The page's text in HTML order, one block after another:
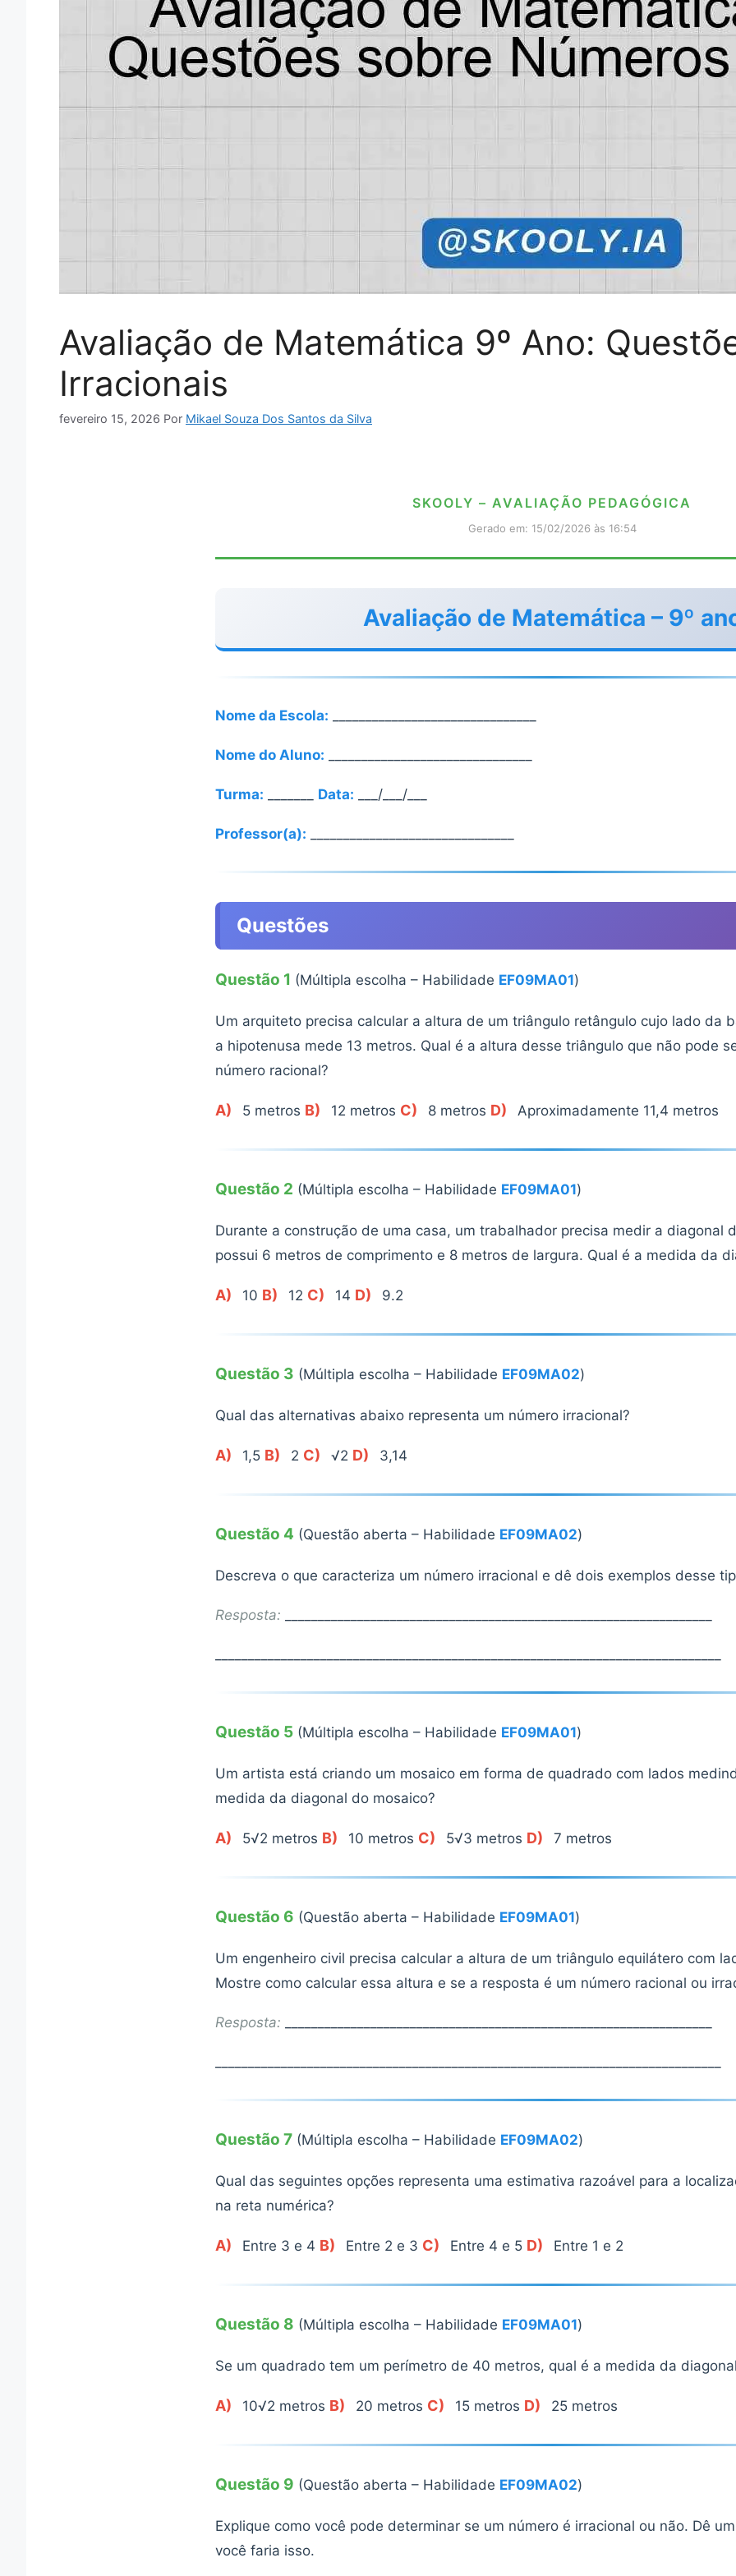
Avaliação de Matemática 9º Ano:
Irracionais
fevereiro 15, 2026 Por Mikael Souza Dos Santos da Silva
SKOOLY – AVALIAÇÃO PEDAGÓGICA
Gerado em: 15/02/2026 às 16:54
Avaliação de Matemática – 9º
Nome da Escola:
Nome do Aluno:
Turma: Data: ___/___/___
Professor(a):
Questões
Questão 1 (Múltipla escolha – Habilidade EF09MA01)
Um arquiteto precisa calcular a altura de um triângulo retângulo cujo lado da
a hipotenusa mede 13 metros. Qual é a altura desse triângulo que não pode
número racional?
A) 5 metros B) 12 metros C) 8 metros D) Aproximadamente 11,4 metros
Questão 2 (Múltipla escolha – Habilidade EF09MA01)
Durante a construção de uma casa, um trabalhador precisa medir a diagonal
possui 6 metros de comprimento e 8 metros de largura. Qual é a medida da
A) 10 B) 12 C) 14 D) 9.2
Questão 3 (Múltipla escolha – Habilidade EF09MA02)
Qual das alternativas abaixo representa um número irracional?
A) 1,5 B) 2 C) √2 D) 3,14
Questão 4 (Questão aberta – Habilidade EF09MA02)
Descreva o que caracteriza um número irracional e dê dois exemplos desse
Resposta:
Questão 5 (Múltipla escolha – Habilidade EF09MA01)
Um artista está criando um mosaico em forma de quadrado com lados
medida da diagonal do mosaico?
A) 5√2 metros B) 10 metros C) 5√3 metros D) 7 metros
Questão 6 (Questão aberta – Habilidade EF09MA01)
Um engenheiro civil precisa calcular a altura de um triângulo equilátero com
Mostre como calcular essa altura e se a resposta é um número racional ou
Resposta:
Questão 7 (Múltipla escolha – Habilidade EF09MA02)
Qual das seguintes opções representa uma estimativa razoável para a
na reta numérica?
A) Entre 3 e 4 B) Entre 2 e 3 C) Entre 4 e 5 D) Entre 1 e 2
Questão 8 (Múltipla escolha – Habilidade EF09MA01)
Se um quadrado tem um perímetro de 40 metros, qual é a medida da
A) 10√2 metros B) 20 metros C) 15 metros D) 25 metros
Questão 9 (Questão aberta – Habilidade EF09MA02)
Explique como você pode determinar se um número é irracional ou não. Dê
você faria isso.